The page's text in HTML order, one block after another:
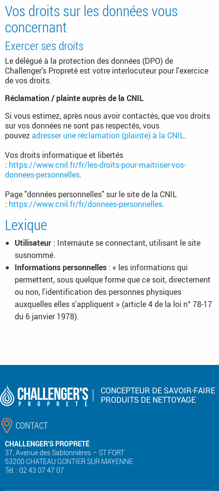
Vos droits sur les données vous
concernant
Exercer ses droits
Le délégué à la protection des données (DPO) de
Challenger's Propreté est votre interlocuteur pour l'exercice
de vos droits.
Réclamation / plainte auprès de la CNIL
Si vous estimez, après nous avoir contactés, que vos droits
sur vos données ne sont pas respectés, vous
pouvezadresser une réclamation (plainte) à la CNIL.
Vos droits informatique et libertés
: https://www.cnil.fr/fr/les-droits-pour-maitriser-vos-
donnees-personnelles.
Page "données personnelles" sur le site de la CNIL
: https://www.cnil.fr/fr/donnees-personnelles.
Lexique
Utilisateur : Internaute se connectant, utilisant le site
susnommé.
Informations personnelles : « les informations qui
permettent, sous quelque forme que ce soit, directement
ou non, l'identification des personnes physiques
auxquelles elles s'appliquent » (article 4 de la loi n° 78-17
du 6 janvier 1978).
CONCEPTEUR DE SAVOIR-FAIRE
PRODUITS DE NETTOYAGE
CONTACT
CHALLENGER’S PROPRETÉ
37, Avenue des Sablonnières – ST FORT
53200 CHATEAU GONTIER SUR MAYENNE
Tél. : 02 43 07 47 07